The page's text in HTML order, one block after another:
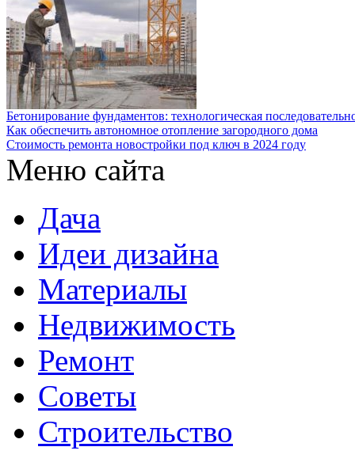
Бетонирование фундаментов: технологическая
Как обеспечить автономное отопление загородного дома
Стоимость ремонта новостройки под ключ в 2024 году
Меню сайта
Дача
Идеи дизайна
Материалы
Недвижимость
Ремонт
Советы
Строительство